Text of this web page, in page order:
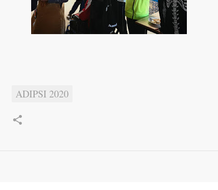
ADIPSI 2020